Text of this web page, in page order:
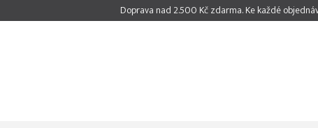
Doprava nad 2.500 Kč zdarma. Ke každé